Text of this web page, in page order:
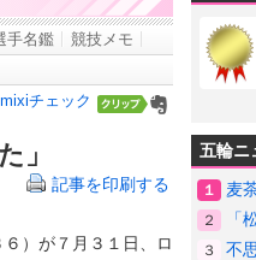
手名鑑
競技メモ
mixiチェック
」
記事を印刷する
）が７月３１日、ロ
五輪ニ
１ 麦
２ 「
３
不